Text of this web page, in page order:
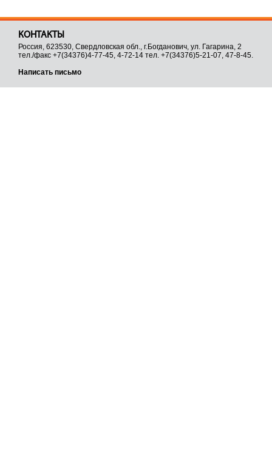
КОНТАКТЫ
Россия, 623530, Свердловская обл., г.Богданович, ул. Гагарина, 2
тел./факс +7(34376)4-77-45, 4-72-14 тел. +7(34376)5-21-07, 47-8-45.
Написать письмо